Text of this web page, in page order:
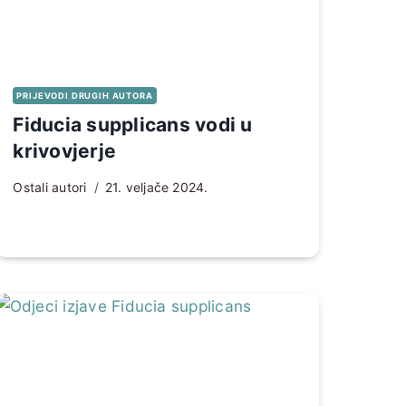
PRIJEVODI DRUGIH AUTORA
Fiducia supplicans vodi u
krivovjerje
Ostali autori 21. veljače 2024.